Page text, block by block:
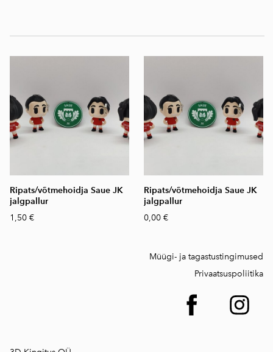
Ripats/võtmehoidja Saue JK
jalgpallur
1,50 €
Ripats/võtmehoidja Saue JK
jalgpallur
0,00 €
Müügi- ja tagastustingimused
Privaatsuspoliitika